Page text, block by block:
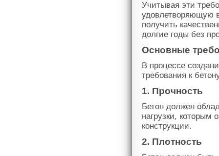
Учитывая эти
удовлетворяющую
получить
долгие годы без
Основные
В процессе
требования к
1. Прочность
Бетон должен
нагрузки, которым
конструкции.
2. Плотность